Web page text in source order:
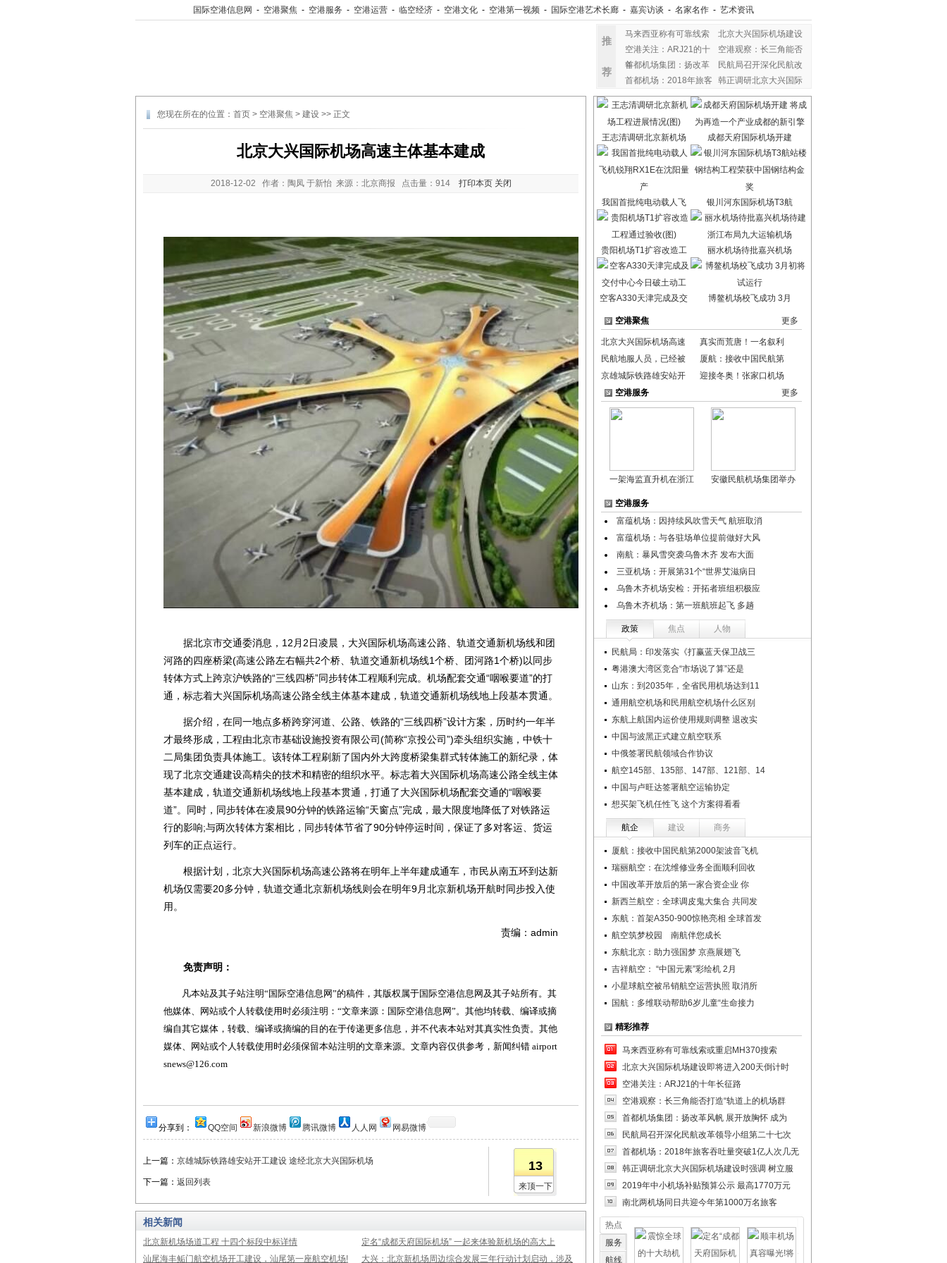
国际空港信息网 - 空港聚焦 - 空港服务 - 空港运营 - 临空经济 - 空港文化 - 空港第一视频 - 国际空港艺术长廊 - 嘉宾访谈 - 名家名作 - 艺术资讯
推
荐
马来西亚称有可靠线索
北京大兴国际机场建设
空港关注：ARJ21的十
年
空港观察：长三角能否
首都机场集团：扬改革
民航局召开深化民航改
首都机场：2018年旅客
韩正调研北京大兴国际
您现在所在的位置： 首页 > 空港聚焦 > 建设 >> 正文
北京大兴国际机场高速主体基本建成
2018-12-02 作者：陶凤 于新怡 来源：北京商报 点击量： 914 打印本页 关闭
据北京市交通委消息，12月2日凌晨，大兴国际机场高速公路、轨道交通新机场线和团
河路的四座桥梁(高速公路左右幅共2个桥、轨道交通新机场线1个桥、团河路1个桥)以同步
转体方式上跨京沪铁路的“三线四桥”同步转体工程顺利完成。机场配套交通“咽喉要道”的打
通，标志着大兴国际机场高速公路全线主体基本建成，轨道交通新机场线地上段基本贯通。
据介绍，在同一地点多桥跨穿河道、公路、铁路的“三线四桥”设计方案，历时约一年半
才最终形成，工程由北京市基础设施投资有限公司(简称“京投公司”)牵头组织实施，中铁十
二局集团负责具体施工。该转体工程刷新了国内外大跨度桥梁集群式转体施工的新纪录，体
现了北京交通建设高精尖的技术和精密的组织水平。标志着大兴国际机场高速公路全线主体
基本建成，轨道交通新机场线地上段基本贯通，打通了大兴国际机场配套交通的“咽喉要
道”。同时，同步转体在凌晨90分钟的铁路运输“天窗点”完成，最大限度地降低了对铁路运
行的影响;与两次转体方案相比，同步转体节省了90分钟停运时间，保证了多对客运、货运
列车的正点运行。
根据计划，北京大兴国际机场高速公路将在明年上半年建成通车，市民从南五环到达新
机场仅需要20多分钟，轨道交通北京新机场线则会在明年9月北京新机场开航时同步投入使
用。
责编：admin
免责声明：
凡本站及其子站注明“国际空港信息网”的稿件，其版权属于国际空港信息网及其子站所有。其
他媒体、网站或个人转载使用时必须注明：“文章来源：国际空港信息网”。其他均转载、编译或摘
编自其它媒体，转载、编译或摘编的目的在于传递更多信息，并不代表本站对其真实性负责。其他
媒体、网站或个人转载使用时必须保留本站注明的文章来源。文章内容仅供参考，新闻纠错 airport
snews@126.com
分享到： QQ空间 新浪微博 腾讯微博 人人网 网易微博
上一篇： 京雄城际铁路雄安站开工建设 途经北京大兴国际机场
下一篇： 返回列表
13
来顶一下
相关新闻
北京新机场场道工程 十四个标段中标详情
定名“成都天府国际机场” 一起来体验新机场的高大上
汕尾海丰鲘门航空机场开工建设，汕尾第一座航空机场!
大兴：北京新机场周边综合发展三年行动计划启动，涉及
王志清调研北京新机场 成都天府国际机场开建
我国首批纯电动载人飞 银川河东国际机场T3航
贵阳机场T1扩容改造工 丽水机场待批嘉兴机场
空客A330天津完成及交 博鳌机场校飞成功 3月
空港聚焦 更多
北京大兴国际机场高速
真实而荒唐！一名叙利
民航地服人员，已经被
厦航：接收中国民航第
京雄城际铁路雄安站开
迎接冬奥！张家口机场
空港服务
更多
一架海监直升机在浙江 安徽民航机场集团举办
空港服务
富蕴机场：因持续风吹雪天气 航班取消
富蕴机场：与各驻场单位提前做好大风
南航：暴风雪突袭乌鲁木齐 发布大面
三亚机场：开展第31个“世界艾滋病日
乌鲁木齐机场安检：开拓者班组积极应
乌鲁木齐机场：第一班航班起飞 多趟
政策 焦点 人物
民航局：印发落实《打赢蓝天保卫战三
粤港澳大湾区竞合“市场说了算”还是
山东：到2035年，全省民用机场达到11
通用航空机场和民用航空机场什么区别
东航上航国内运价使用规则调整 退改实
中国与波黑正式建立航空联系
中俄签署民航领域合作协议
航空145部、135部、147部、121部、14
中国与卢旺达签署航空运输协定
想买架飞机任性飞 这个方案得看看
航企 建设 商务
厦航：接收中国民航第2000架波音飞机
瑞丽航空：在沈维修业务全面顺利回收
中国改革开放后的第一家合资企业 你
新西兰航空：全球调皮鬼大集合 共同发
东航：首架A350-900惊艳亮相 全球首发
航空筑梦校园 南航伴您成长
东航北京：助力强国梦 京燕展翅飞
吉祥航空： “中国元素”彩绘机 2月
小星球航空被吊销航空运营执照 取消所
国航：多维联动帮助6岁儿童“生命接力
精彩推荐
马来西亚称有可靠线索或重启MH370搜索
北京大兴国际机场建设即将进入200天倒计时
空港关注：ARJ21的十年长征路
空港观察：长三角能否打造“轨道上的机场群
首都机场集团：扬改革风帆 展开放胸怀 成为
民航局召开深化民航改革领导小组第二十七次
首都机场：2018年旅客吞吐量突破1亿人次几无
韩正调研北京大兴国际机场建设时强调 树立服
2019年中小机场补贴预算公示 最高1770万元
南北两机场同日共迎今年第1000万名旅客
热点
服务
航线